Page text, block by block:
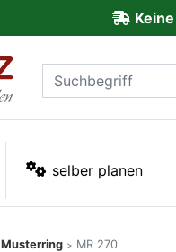
selber planen
Musterring > MR 270